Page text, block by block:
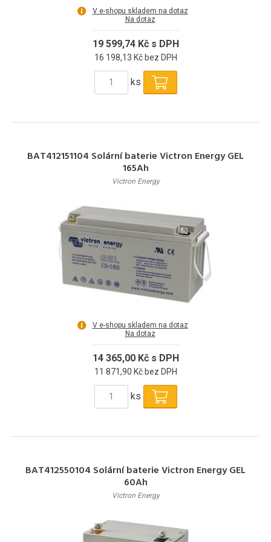
V e-shopu skladem na dotaz
Na dotaz
19 599,74 Kč s DPH
16 198,13 Kč bez DPH
ks
BAT412151104 Solární baterie Victron Energy GEL
165Ah
Victron Energy
V e-shopu skladem na dotaz
Na dotaz
14 365,00 Kč s DPH
11 871,90 Kč bez DPH
ks
BAT412550104 Solární baterie Victron Energy GEL
60Ah
Victron Energy